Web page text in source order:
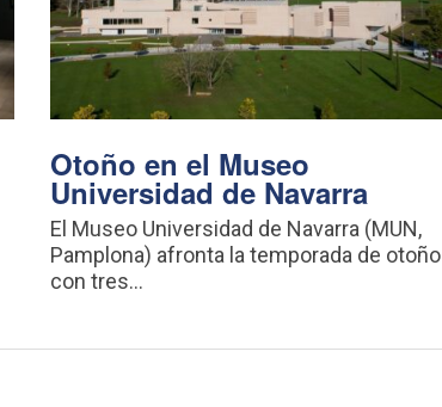
Otoño en el Museo
Universidad de Navarra
El Museo Universidad de Navarra (MUN,
Pamplona) afronta la temporada de otoño
con tres...